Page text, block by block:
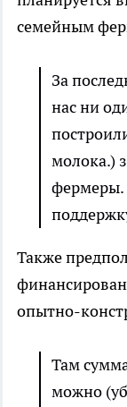
семейным
За
нас ни
молока.)
фермеры.
Также
опытно-
Там
можно